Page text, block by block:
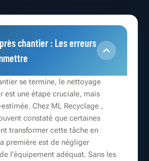
chantier : Les erreurs
se termine, le nettoyage
est une étape cruciale, mais
Chez ML Recyclage ,
constaté que certaines
transformer cette tâche en
première est de négliger
l'équipement adéquat. Sans les